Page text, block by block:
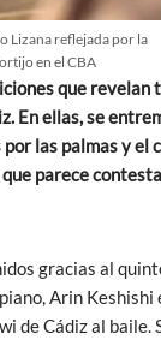
Lizana reflejada por la
en el CBA
que revelan
En ellas, se
las palmas y el
parece
gracias al
Arin Keshishi
de Cádiz al baile.